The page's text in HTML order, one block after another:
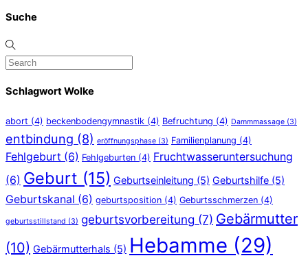
Suche
Schlagwort Wolke
abort (4) beckenbodengymnastik (4) Befruchtung (4) Dammmassage (3)
entbindung (8) eröffnungsphase (3) Familienplanung (4)
Fehlgeburt (6) Fehlgeburten (4) Fruchtwasseruntersuchung
(6) Geburt (15) Geburtseinleitung (5) Geburtshilfe (5)
Geburtskanal (6) geburtsposition (4) Geburtsschmerzen (4)
geburtsstillstand (3) geburtsvorbereitung (7) Gebärmutter
(10) Gebärmutterhals (5) Hebamme (29)